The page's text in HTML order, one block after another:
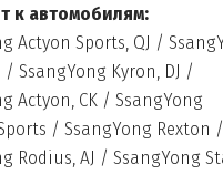
к автомобилям:
Actyon Sports, QJ /
/ SsangYong Kyron, DJ /
Actyon, CK / SsangYong
/ SsangYong Rexton /
Rodius, AJ / SsangYong